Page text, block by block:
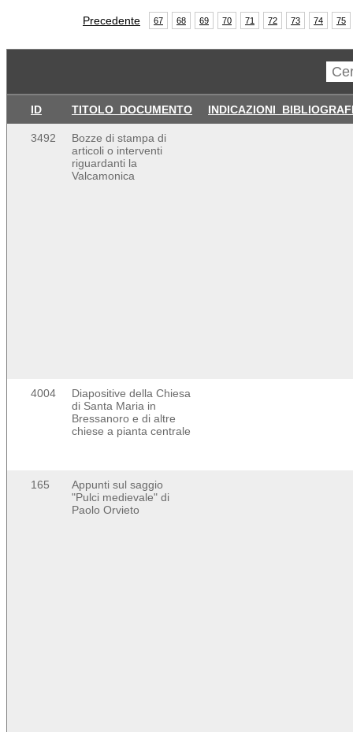
Precedente 67 68 69 70 71 72 73 74 75
ID TITOLO_DOCUMENTO
3492
Bozze di stampa di
articoli o interventi
riguardanti la
Valcamonica
4004
Diapositive della Chiesa
di Santa Maria in
Bressanoro e di altre
chiese a pianta centrale
165
Appunti sul saggio
"Pulci medievale" di
Paolo Orvieto